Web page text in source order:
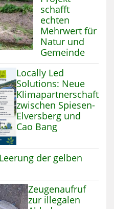
schafft
echten
Mehrwert für
Natur und
Gemeinde
Mehr zum Thema:
Locally Led
Solutions: Neue
Klimapartnerschaft
zwischen Spiesen-
Elversberg und
Cao Bang
der gelben
Mehr zum Thema:
Zeugenaufruf
zur illegalen